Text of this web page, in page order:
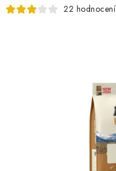
SPORT SE PSEM
VĚRNOSTNÍ PROGRAM
22 hodnocení